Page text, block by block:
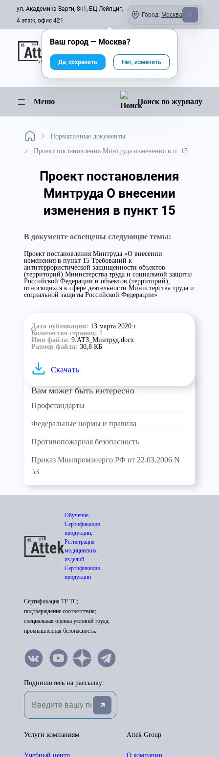
ул. Академика Варги, 8к1, БЦ Лейпциг,
4 этаж, офис 421
Город: Москва
Онлайн-журнал
Меню Поиск по журналу
Нормативные документы
Проект постановления Минтруда изменения в п. 15
Проект постановления
Минтруда О внесении
изменения в пункт 15
В документе освещены следующие темы:
Проект постановления Минтруда «О внесении
изменения в пункт 15 Требований к
антитеррористической защищенности объектов
(территорий) Министерства труда и социальной защиты
Российской Федерации и объектов (территорий),
относящихся к сфере деятельности Министерства труда и
социальной защиты Российской Федерации»
Дата публикации: 13 марта 2020 г.
Количество страниц: 1
Имя файла: 9.АТЗ_Минтруд.docx
Размер файла: 30,8 КБ
Скачать
Вам может быть интересно
Профстандарты
Федеральные нормы и правила
Противопожарная безопасность
Приказ Минпромэнерго РФ от 22.03.2006 N
53
Обучение,
Сертификация
продукции,
Регистрация
медицинских
изделий,
Сертификация
продукции
Сертификация ТР ТС;
подтверждение соответствия;
специальная оценка условий труда;
промышленная безопасность.
Подпишитесь на рассылку:
Attek Group
О компании
Услуги компаниям
Учебный центр
Ваш город — Москва?
Да, сохранить Нет, изменить